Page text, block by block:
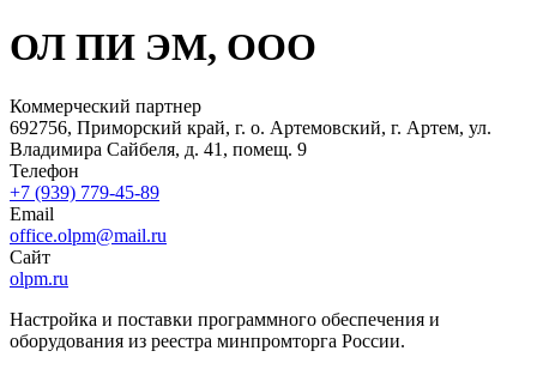
ОЛ ПИ ЭМ, ООО
Коммерческий партнер
692756, Приморский край, г. о. Артемовский, г. Артем, ул.
Владимира Сайбеля, д. 41, помещ. 9
Телефон
+7 (939) 779-45-89
Email
office.olpm@mail.ru
Сайт
olpm.ru
Настройка и поставки программного обеспечения и
оборудования из реестра минпромторга России.